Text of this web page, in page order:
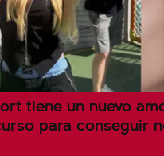
tiene un nuevo
para conseguir